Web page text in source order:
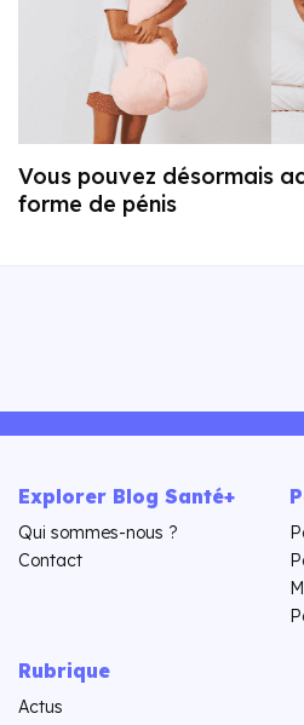
Vous pouvez désormais
forme de pénis
Explorer Blog Santé+
Qui sommes-nous ?
Contact
Rubrique
Actus